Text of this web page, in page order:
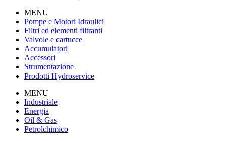
MENU
Pompe e Motori Idraulici
Filtri ed elementi filtranti
Valvole e cartucce
Accumulatori
Accessori
Strumentazione
Prodotti Hydroservice
MENU
Industriale
Energia
Oil & Gas
Petrolchimico